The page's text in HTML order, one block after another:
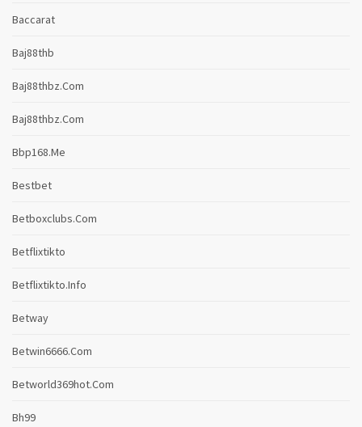
Baccarat
Baj88thb
Baj88thbz.com
Baj88thbz.com
Bbp168.me
Bestbet
Betboxclubs.com
Betflixtikto
Betflixtikto.info
Betway
Betwin6666.com
Betworld369hot.com
Bh99